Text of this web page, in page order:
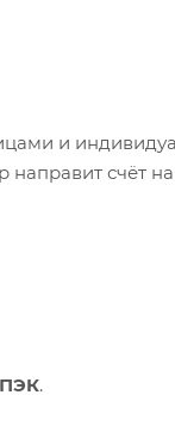
и
счёт на
ПЭК.